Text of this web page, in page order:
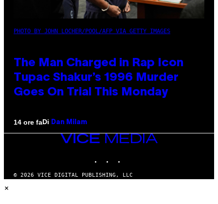
PHOTO BY JOHN LOCHER/POOL/AFP VIA GETTY IMAGES
The Man Charged in Rap Icon
Tupac Shakur’s 1996 Murder
Goes On Trial This Monday
14 ore faDi Dan Milam
VICE
© 2026 VICE DIGITAL PUBLISHING, LLC
×